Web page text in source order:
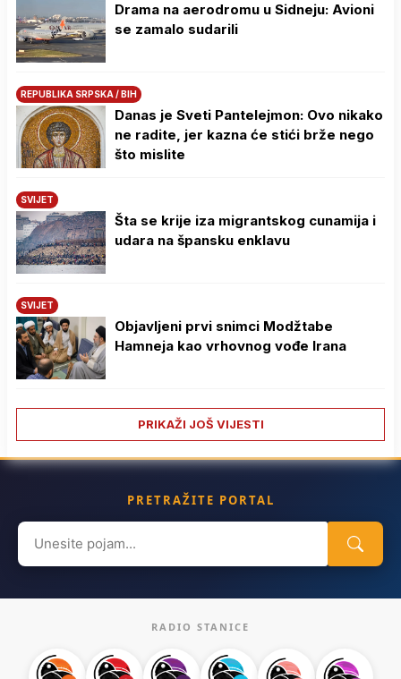
Drama na aerodromu u Sidneju: Avioni
se zamalo sudarili
REPUBLIKA SRPSKA / BIH
Danas je Sveti Pantelejmon: Ovo nikako
ne radite, jer kazna će stići brže nego
što mislite
SVIJET
Šta se krije iza migrantskog cunamija i
udara na špansku enklavu
SVIJET
Objavljeni prvi snimci Modžtabe
Hamneja kao vrhovnog vođe Irana
PRIKAŽI JOŠ VIJESTI
PRETRAŽITE PORTAL
Search
for:
RADIO STANICE